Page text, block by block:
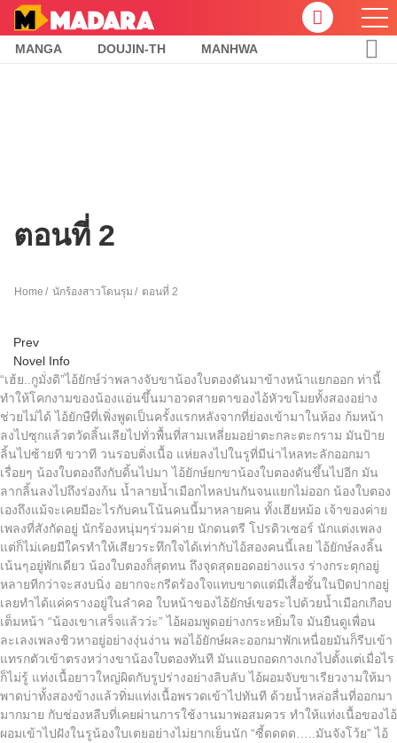
MANGA DOUJIN-TH MANHWA
ตอนที่ 2
Home นักร้องสาวโดนรุม ตอนที่ 2
Prev
Novel Info
“เฮ้ย..กูมั่งดิ”ไอ้ยักษ์ว่าพลางจับขาน้องใบตองดันมาข้างหน้าแยกออก ท่านี้
ทำให้โคกงามของน้องแอ่นขึ้นมาอวดสายตาของไอ้หัวขโมยทั้งสองอย่าง
ช่วยไม่ได้ ไอ้ยักษืที่เพิ่งพูดเป็นครั้งแรกหลังจากที่ย่องเข้ามาในห้อง ก้มหน้า
ลงไปซุกแล้วตวัดลิ้นเลียไปทั่วพื้นที่สามเหลี่ยมอย่าตะกละตะกราม มันป้าย
ลิ้นไปซ้ายที ขวาที วนรอบติ่งเนื้อ แห่ยลงไปในรูที่มีน่าไหลทะลักออกมา
เรื่อยๆ น้องใบตองถึงกับดิ้นไปมา ไอ้ยักษ์ยกขาน้องใบตองดันขึ้นไปอีก มัน
ลากลิ้นลงไปถึงร่องก้น น้ำลายน้ำเมือกไหลปนกันจนแยกไม่ออก น้องใบตอง
เองถึงแม้จะเคยมีอะไรกับคนโน้นคนนี้มาหลายคน ทั้งเฮียหม้อ เจ้าของค่าย
เพลงที่สังกัดอยู่ นักร้องหนุ่มๆร่วมค่าย นักดนตรี โปรดิวเซอร์ นักแต่งเพลง
แต่ก็ไม่เคยมีใครทำให้เสียวระทึกใจได้เท่ากับไอ้สองคนนี้เลย ไอ้ยักษ์ลงลิ้น
เน้นๆอยู่พักเดียว น้องใบตองก็สุดทน ถึงจุดสุดยอดอย่างแรง ร่างกระตุกอยู่
หลายทีกว่าจะสงบนิ่ง อยากจะกรีดร้องใจแทบขาดแต่มีเสื้อชั้นในปิดปากอยู่
เลยทำได้แค่ครางอยู่ในลำคอ ใบหน้าของไอ้ยักษ์เขอระไปด้วยน้ำเมือกเกือบ
เต็มหน้า “น้องเขาเสร็จแล้วว่ะ” ไอ้ผอมพูดอย่างกระหยิ่มใจ มันยืนดูเพื่อน
ละเลงเพลงชิวหาอยู่อย่างงุ่นง่าน พอไอ้ยักษ์ผละออกมาพักเหนื่อยมันก็รีบเข้า
แทรกตัวเข้าตรงหว่างขาน้องใบตองทันที มันแอบถอดกางเกงไปตั้งแต่เมื่อไร
ก็ไม่รู้ แท่งเนื้อยาวใหญ่ผิดกับรูปร่างอย่างลิบลับ ไอ้ผอมจับขาเรียวงามให้มา
พาดบ่าทั้งสองข้างแล้วทิ่มแท่งเนื้อพรวดเข้าไปทันที ด้วยน้ำหล่อลื่นที่ออกมา
มากมาย กับช่องหลืบที่เคยผ่านการใช้งานมาพอสมควร ทำให้แท่งเนื้อของไอ้
ผอมเข้าไปฝังในรูน้องใบเตยอย่างไม่ยากเย็นนัก “ซี้ดดดด…..มันจังโว้ย” ไอ้